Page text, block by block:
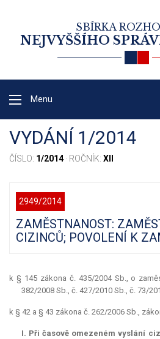
SBÍRKA
NEJVYŠŠÍHO
Menu
VYDÁNÍ 1/2014
ČÍSLO: 1/2014· ROČNÍK: XII
2949/2014
ZAMĚSTNANOST:
CIZINCŮ; POVOLENÍ K
k § 145 zákona č. 435/2004 Sb., o
382/2008 Sb., č. 427/2010 Sb., č. 73/
k § 42 a § 43 zákona č. 262/2006 Sb.,
I. Při časově omezeném vyslání